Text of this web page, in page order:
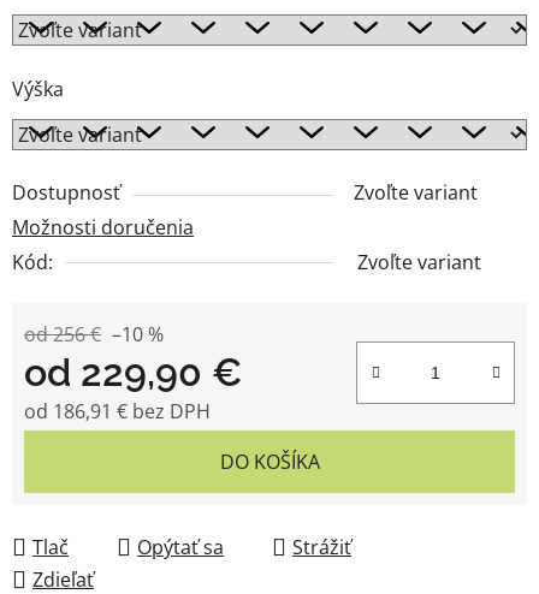
Výška
Dostupnosť
Zvoľte variant
Možnosti doručenia
Kód:
Zvoľte variant
od 256 € –10 %
od 229,90 €
od 186,91 € bez DPH
DO KOŠÍKA
Tlač Opýtať sa
Strážiť
Zdieľať